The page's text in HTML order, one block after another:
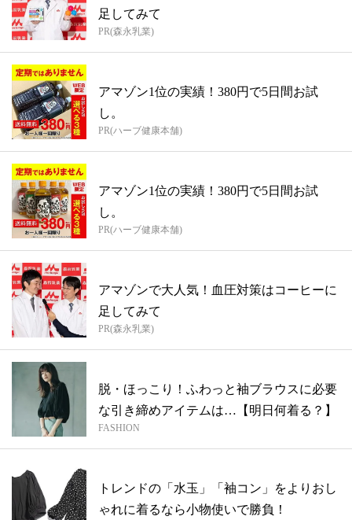
足してみて
PR(森永乳業)
アマゾン1位の実績！380円で5日間お試
し。
PR(ハーブ健康本舗)
アマゾン1位の実績！380円で5日間お試
し。
PR(ハーブ健康本舗)
アマゾンで大人気！血圧対策はコーヒーに
足してみて
PR(森永乳業)
脱・ほっこり！ふわっと袖ブラウスに必要
な引き締めアイテムは…【明日何着る？】
FASHION
トレンドの「水玉」「袖コン」をよりおし
ゃれに着るなら小物使いで勝負！